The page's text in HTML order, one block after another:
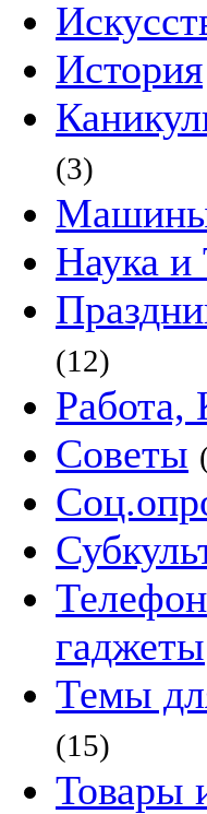
История
(3)
Наука и
(12)
Работа,
Советы
гаджеты
Темы
(15)
Товары